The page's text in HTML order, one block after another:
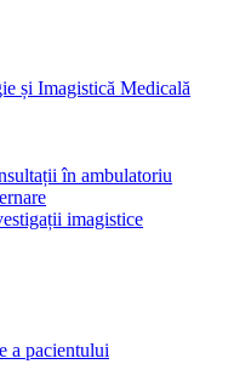
și Imagistică Medicală
în ambulatoriu
imagistice
a pacientului